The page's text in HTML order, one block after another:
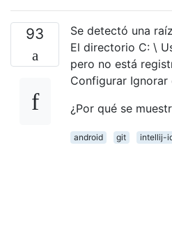
93
Se detectó una
El directorio C: \
pero no está
Configurar Ignorar
¿Por qué se
android git
intellij-